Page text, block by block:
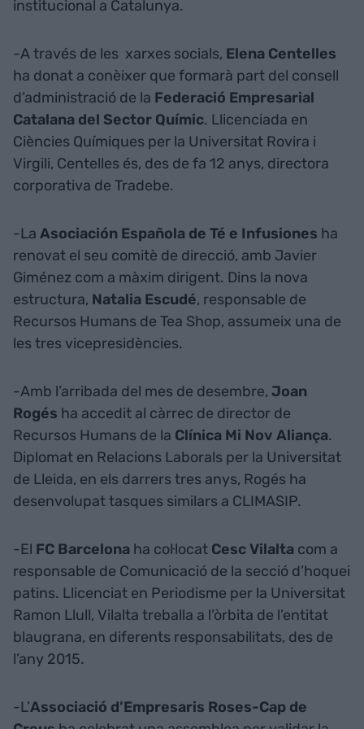
institucional a Catalunya.
-A través de les xarxes socials, Elena Centelles
ha donat a conèixer que formarà part del consell
d’administració de la Federació Empresarial
Catalana del Sector Químic. Llicenciada en
Ciències Químiques per la Universitat Rovira i
Virgili, Centelles és, des de fa 12 anys, directora
corporativa de Tradebe.
-La Asociación Española de Té e Infusiones ha
renovat el seu comitè de direcció, amb Javier
Giménez com a màxim dirigent. Dins la nova
estructura, Natalia Escudé, responsable de
Recursos Humans de Tea Shop, assumeix una de
les tres vicepresidències.
-Amb l’arribada del mes de desembre, Joan
Rogés ha accedit al càrrec de director de
Recursos Humans de la Clínica Mi Nov Aliança.
Diplomat en Relacions Laborals per la Universitat
de Lleida, en els darrers tres anys, Rogés ha
desenvolupat tasques similars a CLIMASIP.
-El FC Barcelona ha col·locat Cesc Vilalta com a
responsable de Comunicació de la secció d’hoquei
patins. Llicenciat en Periodisme per la Universitat
Ramon Llull, Vilalta treballa a l’òrbita de l’entitat
blaugrana, en diferents responsabilitats, des de
l’any 2015.
-L’Associació d’Empresaris Roses-Cap de